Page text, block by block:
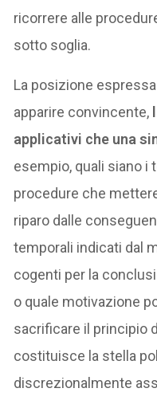
ricorrere alle
sotto soglia.
La posizione
apparire convincente,
applicativi che una
esempio, quali siano i
procedure che
riparo dalle
temporali indicati dal
cogenti per la
o quale motivazione
sacrificare il principio
costituisce la stella
discrezionalmente